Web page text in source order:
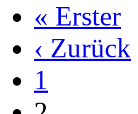
« Erster
‹ Zurück
1